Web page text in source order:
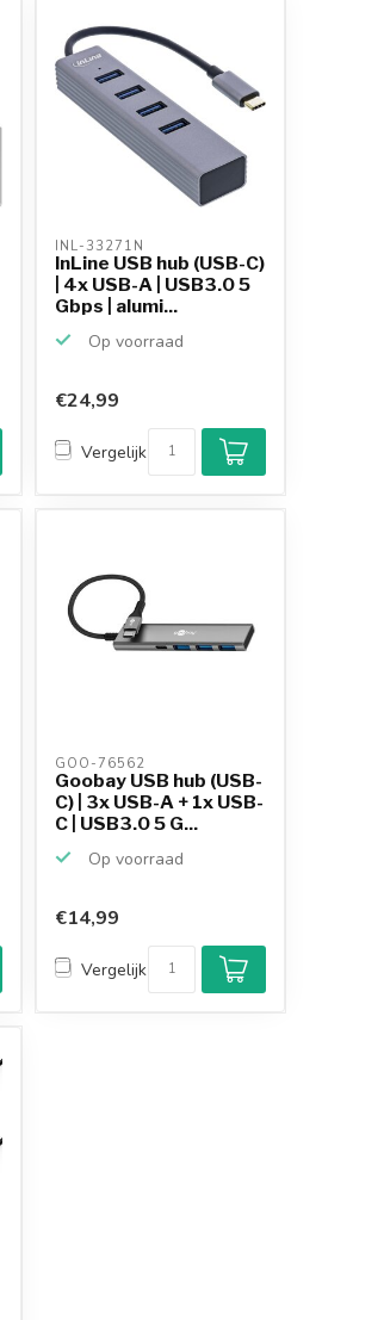
INL-33271N
InLine USB hub (USB-C)
| 4x USB-A | USB3.0 5
Gbps | alumi...
Op voorraad
Klantenbeoordeling
9,2/10
Achteraf betalen
mogelijk
€24,99
Vergelijk
GOO-76562
Goobay USB hub (USB-
C) | 3x USB-A + 1x USB-
C | USB3.0 5 G...
Op voorraad
€14,99
Vergelijk